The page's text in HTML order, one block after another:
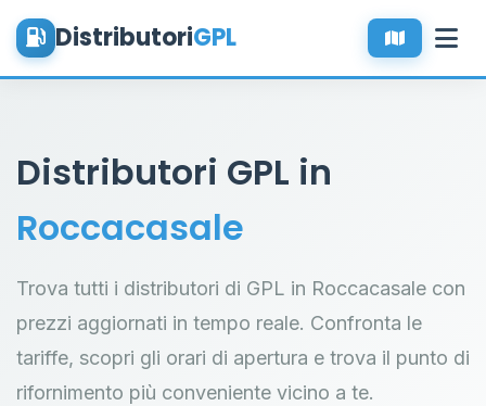
DistributoriGPL
Distributori GPL in
Roccacasale
Trova tutti i distributori di GPL in Roccacasale con
prezzi aggiornati in tempo reale. Confronta le
tariffe, scopri gli orari di apertura e trova il punto di
rifornimento più conveniente vicino a te.